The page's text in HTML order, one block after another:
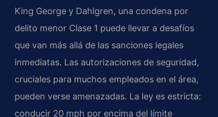
King George y Dahlgren, una condena por
delito menor Clase 1 puede llevar a desafíos
que van más allá de las sanciones legales
inmediatas. Las autorizaciones de seguridad,
cruciales para muchos empleados en el área,
pueden verse amenazadas. La ley es estricta:
conducir 20 mph por encima del límite